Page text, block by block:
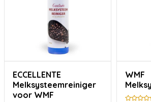
ECCELLENTE
Melksysteemreiniger
voor WMF
WMF